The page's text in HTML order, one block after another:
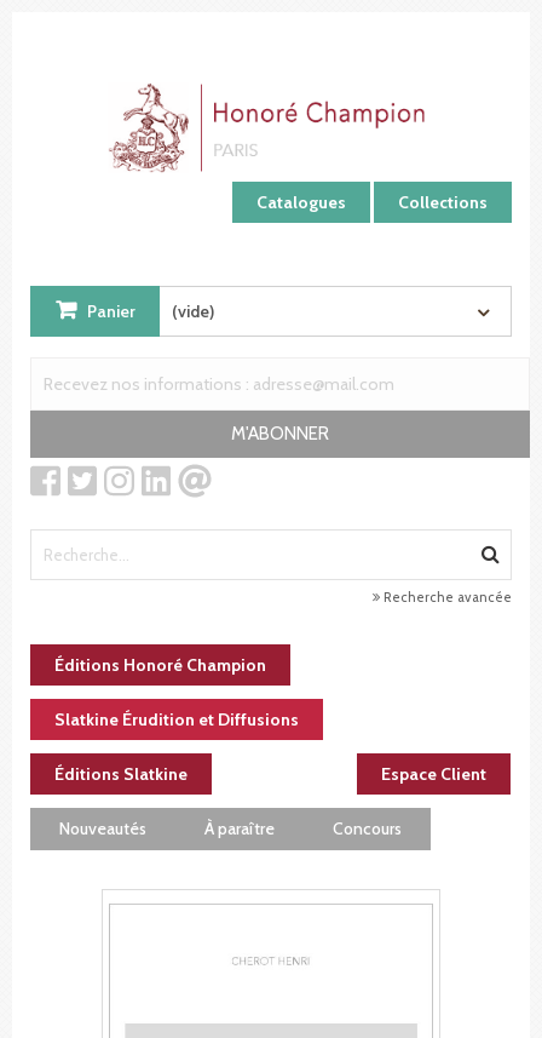
Catalogues Collections
Panier (vide)
M'ABONNER
Recherche avancée
Éditions Honoré Champion
Slatkine Érudition et Diffusions
Éditions Slatkine Espace Client
Nouveautés À paraître Concours